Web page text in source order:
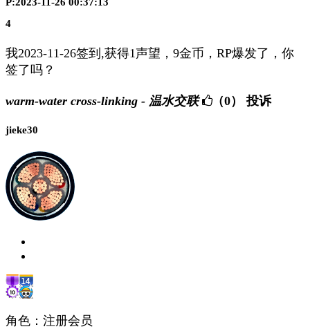
P:2023-11-26 00:37:13
4
我2023-11-26签到,获得1声望，9金币，RP爆发了，你
签了吗？
warm-water cross-linking - 温水交联 （0） 投诉
jieke30
角色：注册会员